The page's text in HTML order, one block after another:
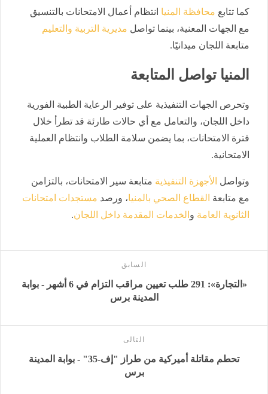
كما تتابع محافظة المنيا انتظام أعمال الامتحانات بالتنسيق
مع الجهات المعنية، بينما تواصل مديرية التربية والتعليم
متابعة اللجان ميدانيًا.
المنيا تواصل المتابعة
وتحرص الجهات التنفيذية على توفير الرعاية الطبية الفورية
داخل اللجان، والتعامل مع أي حالات طارئة قد تطرأ خلال
فترة الامتحانات، بما يضمن سلامة الطلاب وانتظام العملية
الامتحانية.
وتواصل الأجهزة التنفيذية متابعة سير الامتحانات، بالتزامن
مع متابعة القطاع الصحي بالمنيا، ورصد مستجدات امتحانات
الثانوية العامة و الخدمات المقدمة داخل اللجان.
السابق
«التجارة»: 291 طلب تعيين مراقب التزام في 6 أشهر - بوابة
المدينة برس
التالى
تحطم مقاتلة أميركية من طراز "إف-35" - بوابة المدينة
برس